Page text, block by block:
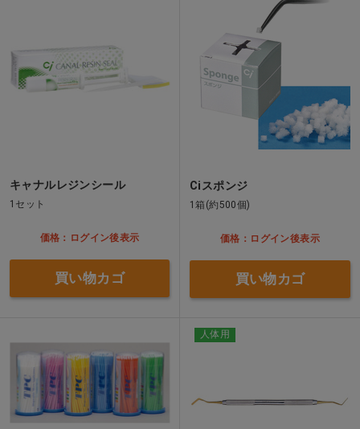
キャナルレジンシール
1セット
価格：ログイン後表示
買い物カゴ
Ciスポンジ
1箱(約500個)
価格：ログイン後表示
買い物カゴ
人体用